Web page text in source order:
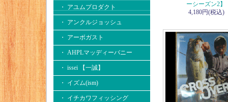
・ アユムプロダクト
・ アンクルジョッシュ
・ アーボガスト
・ AHPLマッディーバニー
・ issei 【一誠】
・ イズム(ism)
・ イチカワフィッシング
ーシーズン2】
4,180円(税込)